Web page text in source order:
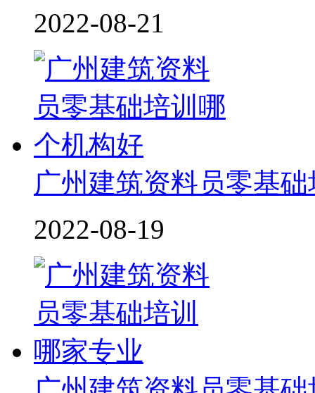
2022-08-21
广州建筑资料员零基
2022-08-19